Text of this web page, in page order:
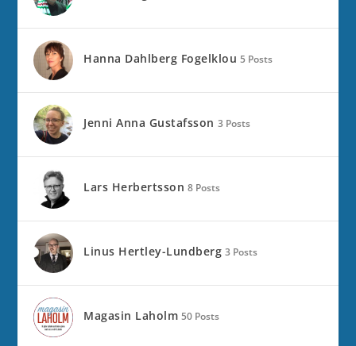
Hanna Dahlberg Fogelklou 5 Posts
Jenni Anna Gustafsson 3 Posts
Lars Herbertsson 8 Posts
Linus Hertley-Lundberg 3 Posts
Magasin Laholm 50 Posts